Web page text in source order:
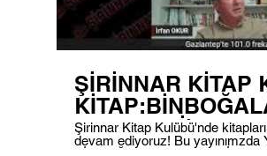
ŞİRİNNAR KİTAP
Şirinnar Kitap Kulübü'nde
devam ediyoruz! Bu yayınımzda YAŞAR KEMAL'ın "